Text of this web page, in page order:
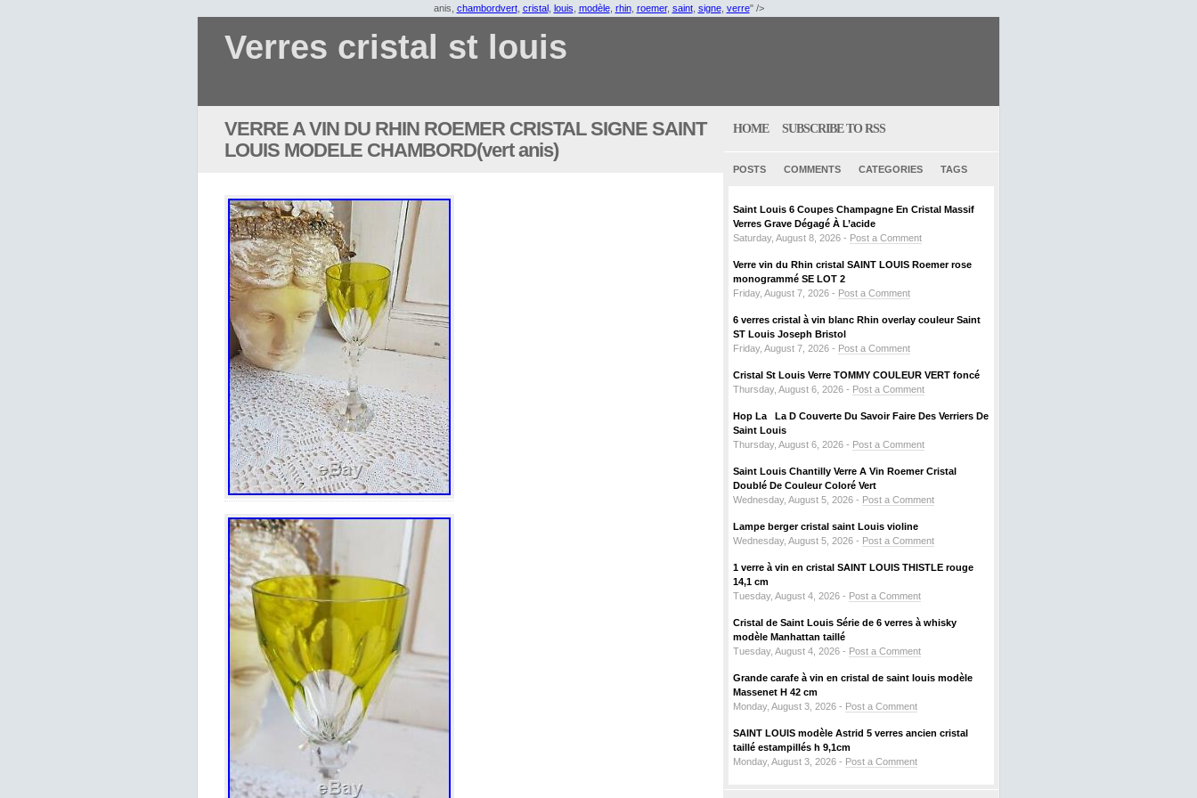
anis, chambordvert, cristal, louis modèle, rhin, roemer, saint, signe, verre" />
Verres cristal st louis
VERRE A VIN DU RHIN ROEMER CRISTAL SIGNE SAINT
LOUIS MODELE CHAMBORD(vert anis)
HOME SUBSCRIBE TO RSS
POSTS COMMENTS CATEGORIES TAGS
Saint Louis 6 Coupes Champagne En Cristal Massif
Verres Grave Dégagé À L’acide
Saturday, August 8, 2026 - Post a Comment
Verre vin du Rhin cristal SAINT LOUIS Roemer rose
monogrammé SE LOT 2
Friday, August 7, 2026 - Post a Comment
6 verres cristal à vin blanc Rhin overlay couleur Saint
ST Louis Joseph Bristol
Friday, August 7, 2026 - Post a Comment
Cristal St Louis Verre TOMMY COULEUR VERT foncé
Thursday, August 6, 2026 - Post a Comment
Hop La La D Couverte Du Savoir Faire Des Verriers De
Saint Louis
Thursday, August 6, 2026 - Post a Comment
Saint Louis Chantilly Verre A Vin Roemer Cristal
Doublé De Couleur Coloré Vert
Wednesday, August 5, 2026 - Post a Comment
Lampe berger cristal saint Louis violine
Wednesday, August 5, 2026 - Post a Comment
1 verre à vin en cristal SAINT LOUIS THISTLE rouge
14,1 cm
Tuesday, August 4, 2026 - Post a Comment
Cristal de Saint Louis Série de 6 verres à whisky
modèle Manhattan taillé
Tuesday, August 4, 2026 - Post a Comment
Grande carafe à vin en cristal de saint louis modèle
Massenet H 42 cm
Monday, August 3, 2026 - Post a Comment
SAINT LOUIS modèle Astrid 5 verres ancien cristal
taillé estampillés h 9,1cm
Monday, August 3, 2026 - Post a Comment